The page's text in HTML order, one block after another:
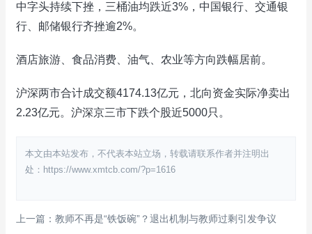
中字头持续下挫，三桶油均跌近3%，中国银行、交通银
行、邮储银行齐挫逾2%。
酒店旅游、食品消费、油气、农业等方向跌幅居前。
沪深两市合计成交额4174.13亿元，北向资金实际净卖出
2.23亿元。沪深京三市下跌个股近5000只。
本文由本站发布，不代表本站立场，转载请联系作者并注明出
处：https://www.xmtcb.com/?p=1616
上一篇：教师不再是“铁饭碗”？退出机制与教师过剩引发争议